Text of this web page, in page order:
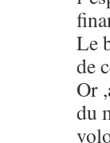
Le
de
Or
du